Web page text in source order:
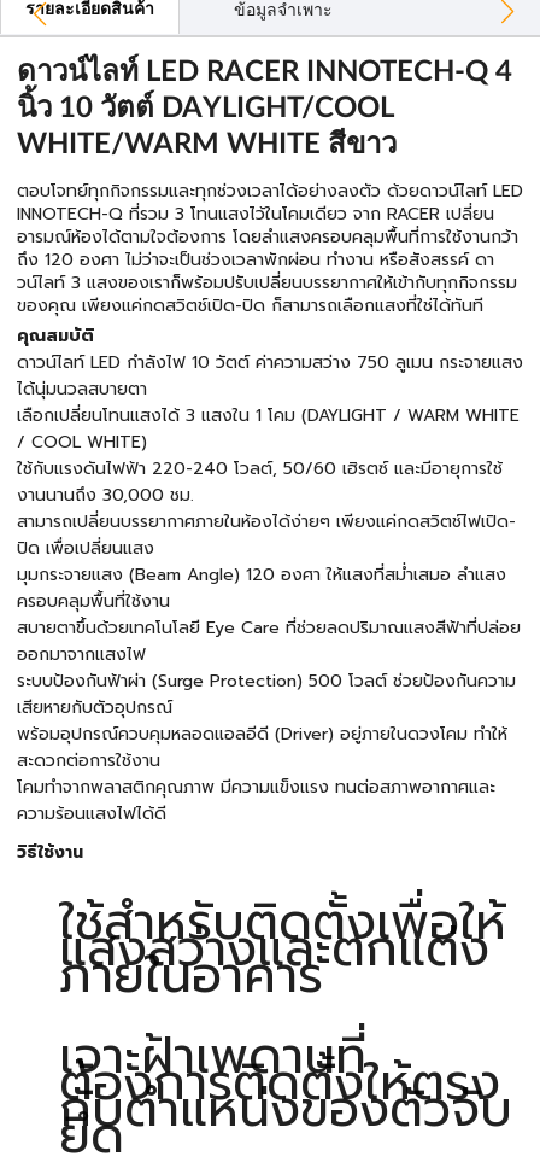
รายละเอียดสินค้า ข้อมูลจำเพาะ
ดาวน์ไลท์ LED RACER INNOTECH-Q 4
นิ้ว 10 วัตต์ DAYLIGHT/COOL
WHITE/WARM WHITE สีขาว
ตอบโจทย์ทุกกิจกรรมและทุกช่วงเวลาได้อย่างลงตัว ด้วยดาวน์ไลท์ LED
INNOTECH-Q ที่รวม 3 โทนแสงไว้ในโคมเดียว จาก RACER เปลี่ยน
อารมณ์ห้องได้ตามใจต้องการ โดยลำแสงครอบคลุมพื้นที่การใช้งานกว้า
ถึง 120 องศา ไม่ว่าจะเป็นช่วงเวลาพักผ่อน ทำงาน หรือสังสรรค์ ดา
วน์ไลท์ 3 แสงของเราก็พร้อมปรับเปลี่ยนบรรยากาศให้เข้ากับทุกกิจกรรม
ของคุณ เพียงแค่กดสวิตช์เปิด-ปิด ก็สามารถเลือกแสงที่ใช่ได้ทันที
คุณสมบัติ
ดาวน์ไลท์ LED กำลังไฟ 10 วัตต์ ค่าความสว่าง 750 ลูเมน กระจายแสง
ได้นุ่มนวลสบายตา
เลือกเปลี่ยนโทนแสงได้ 3 แสงใน 1 โคม (DAYLIGHT / WARM WHITE
/ COOL WHITE)
ใช้กับแรงดันไฟฟ้า 220-240 โวลต์, 50/60 เฮิรตซ์ และมีอายุการใช้
งานนานถึง 30,000 ชม.
สามารถเปลี่ยนบรรยากาศภายในห้องได้ง่ายๆ เพียงแค่กดสวิตช์ไฟเปิด-
ปิด เพื่อเปลี่ยนแสง
มุมกระจายแสง (Beam Angle) 120 องศา ให้แสงที่สม่ำเสมอ ลำแสง
ครอบคลุมพื้นที่ใช้งาน
สบายตาขึ้นด้วยเทคโนโลยี Eye Care ที่ช่วยลดปริมาณแสงสีฟ้าที่ปล่อย
ออกมาจากแสงไฟ
ระบบป้องกันฟ้าผ่า (Surge Protection) 500 โวลต์ ช่วยป้องกันความ
เสียหายกับตัวอุปกรณ์
พร้อมอุปกรณ์ควบคุมหลอดแอลอีดี (Driver) อยู่ภายในดวงโคม ทำให้
สะดวกต่อการใช้งาน
โคมทำจากพลาสติกคุณภาพ มีความแข็งแรง ทนต่อสภาพอากาศและ
ความร้อนแสงไฟได้ดี
วิธีใช้งาน
ใช้สำหรับติดตั้งเพื่อให้
แสงสว่างและตกแต่ง
ภายในอาคาร
เจาะฝ้าเพดานที่
ต้องการติดตั้งให้ตรง
กับตำแหน่งของตัวจับ
ยึด